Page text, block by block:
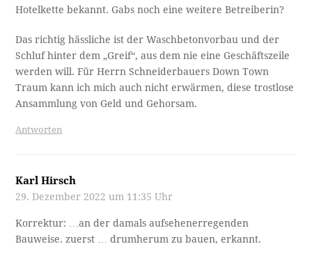
Hotelkette bekannt. Gabs noch eine weitere Betreiberin?
Das richtig hässliche ist der Waschbetonvorbau und der
Schluf hinter dem „Greif“, aus dem nie eine Geschäftszeile
werden will. Für Herrn Schneiderbauers Down Town
Traum kann ich mich auch nicht erwärmen, diese trostlose
Ansammlung von Geld und Gehorsam.
Antworten
Karl Hirsch
29. Dezember 2022 um 11:35 Uhr
Korrektur: …an der damals aufsehenerregenden
Bauweise. zuerst … drumherum zu bauen, erkannt.